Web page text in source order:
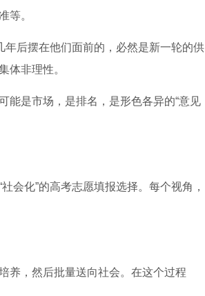
等。
年后摆在他们面前的，必然是新一轮的供
体非理性。
能是市场，是排名，是形色各异的“意见
会化”的高考志愿填报选择。每个视角，
养，然后批量送向社会。在这个过程